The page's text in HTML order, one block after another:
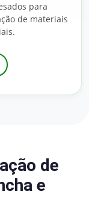
para
de materiais
de
e